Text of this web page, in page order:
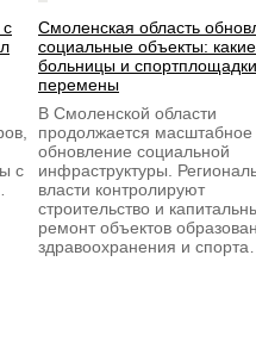
с
Смоленская область
социальные объекты:
больницы и
перемены
В Смоленской области
продолжается масштабное
обновление социальной
инфраструктуры.
власти контролируют
строительство и
ремонт объектов
здравоохранения и